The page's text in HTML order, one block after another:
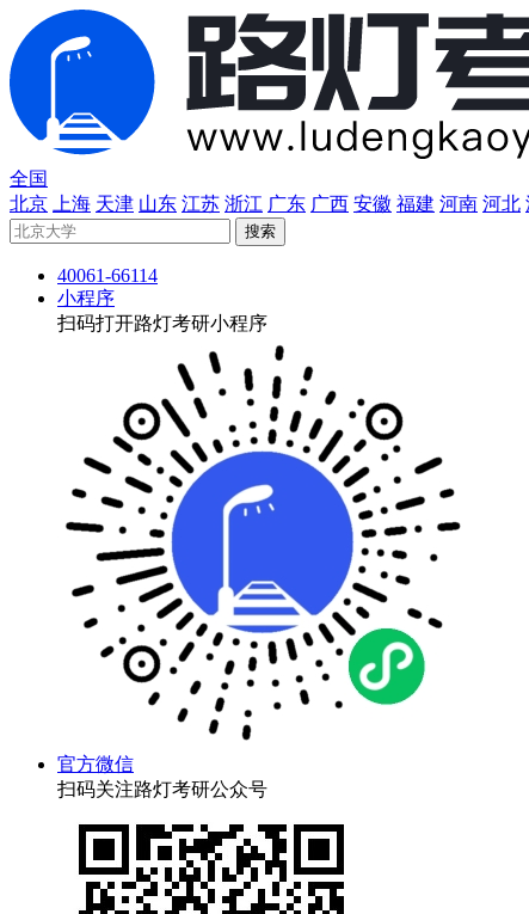
全国
北京
上海 天津 山东 江苏 浙江 广东 广西 安徽 福建 河南 河北
40061-66114
小程序
扫码打开路灯考研小程序
官方微信
扫码关注路灯考研公众号